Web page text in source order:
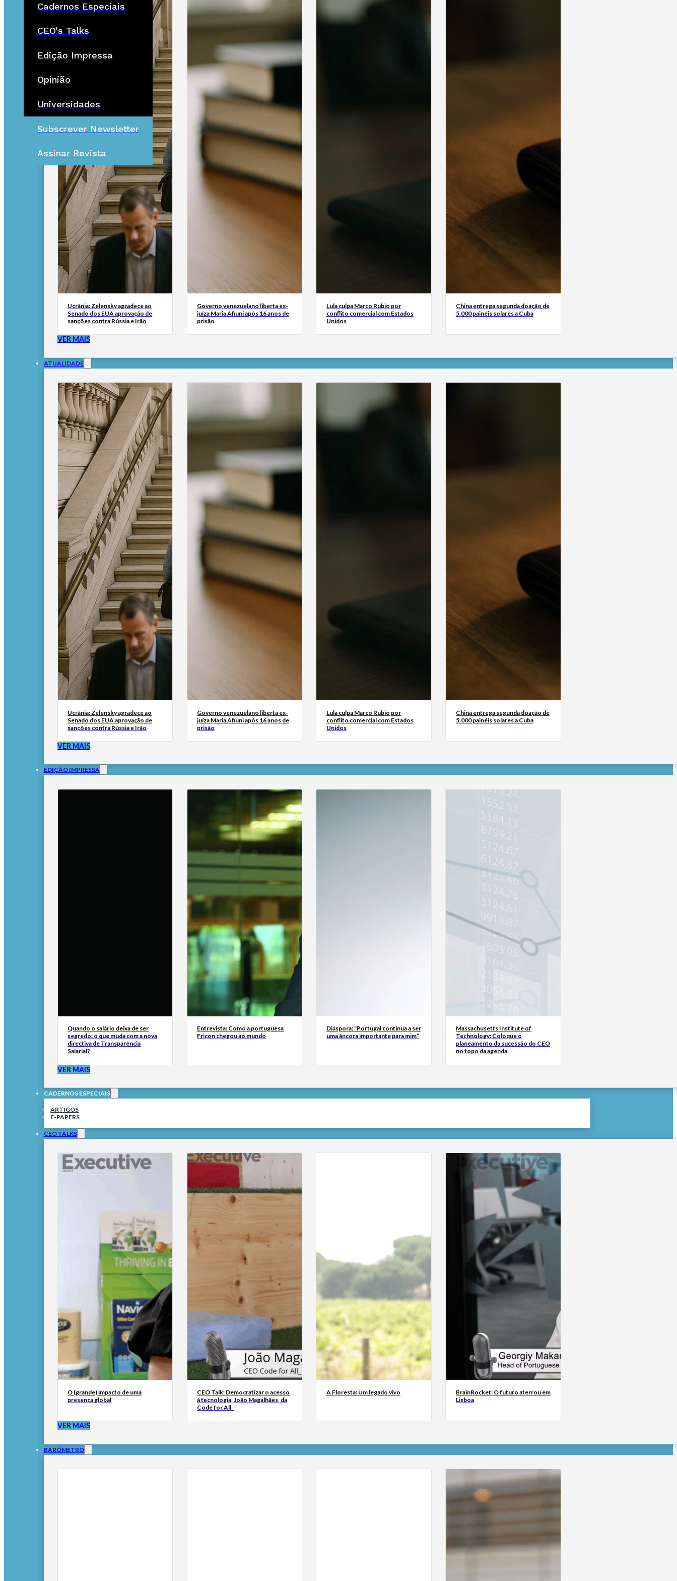
Cadernos Especiais
CEO's Talks
Edição Impressa
Opinião
Universidades
Subscrever Newsletter
Assinar Revista
Ucrânia: Zelensky agradece ao
Senado dos EUA aprovação de
sanções contra Rússia e Irão
Governo venezuelano liberta ex-
juíza Maria Afiuni após 16 anos de
prisão
Lula culpa Marco Rubio por
conflito comercial com Estados
Unidos
China entrega segunda doação de
5.000 painéis solares a Cuba
VER MAIS
ATUALIDADE
Ucrânia: Zelensky agradece ao
Senado dos EUA aprovação de
sanções contra Rússia e Irão
Governo venezuelano liberta ex-
juíza Maria Afiuni após 16 anos de
prisão
Lula culpa Marco Rubio por
conflito comercial com Estados
Unidos
China entrega segunda doação de
5.000 painéis solares a Cuba
VER MAIS
EDIÇÃO IMPRESSA
Quando o salário deixa de ser
segredo: o que muda com a nova
directiva de Transparência
Salarial?
Entrevista: Como a portuguesa
Fricon chegou ao mundo
Diáspora: “Portugal continua a ser
uma âncora importante para mim”
Massachusetts Institute of
Technology: Coloque o
planeamento da sucessão do CEO
no topo da agenda
VER MAIS
CADERNOS ESPECIAIS
ARTIGOS
E-PAPERS
CEO TALKS
O (grande) impacto de uma
presença global
CEO Talk: Democratizar o acesso
à tecnologia, João Magalhães, da
Code for All_
A Floresta: Um legado vivo
BrainRocket: O futuro aterrou em
Lisboa
VER MAIS
BARÓMETRO